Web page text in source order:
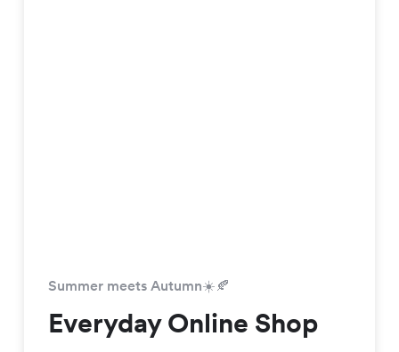
Summer meets Autumn☀️🍂
Everyday Online Shop